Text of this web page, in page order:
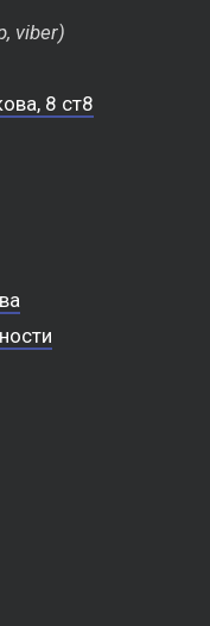
viber)
8 ст8